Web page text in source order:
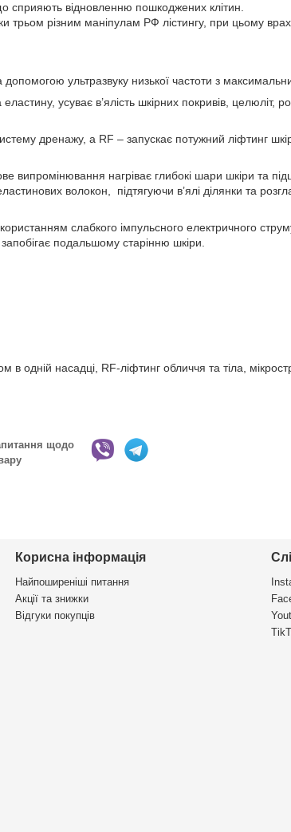
сприяють відновленню пошкоджених клітин.
трьом різним маніпулам РФ лістингу, при цьому
ультразвуку низької частоти з
усуває в’ялість шкірних покривів, целюліт,
дренажу, а RF – запускає потужний ліфтинг
нагріває глибокі шари шкіри та
волокон, підтягуючи в’ялі ділянки та
слабкого імпульсного електричного
подальшому старінню шкіри.
в одній насадці, RF-ліфтинг обличчя та тіла,
щодо
Корисна інформація
Найпоширеніші питання
Акції та знижки
Відгуки покупців